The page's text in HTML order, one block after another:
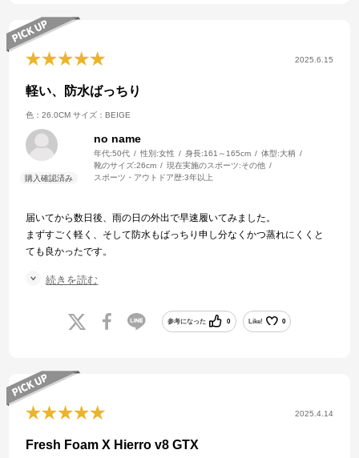
2025.6.15
軽い、防水ばっちり
色：26.0CM サイズ：BEIGE
no name
年代:50代 性別:女性 身長:161～165cm 体型:大柄
靴のサイズ:26cm 現在実施のスポーツ:その他
スポーツ・アウトドア歴:3年以上
届いてから数日後、雨の日の外出で早速履いてみました。
まずすごく軽く、そして防水もばっちり申し分なくかつ蒸れにくくと
ても良かったです。
走ってはないですが、ちょっとした林の中みたいな所も足元が不安な
唯一怖いところは濡れているツルツルしたタイルやマンホールなど
で、そういう場所は滑りますので雪道を歩くみたいな感じで行かない
ちなみに、乾いていればツルツルしたタイルやマンホールでも滑りま
せん。
配送は早くて、注文した日は既に夜遅くでしたが翌々日には届きまし
続きを読む
参考になった 0 Like! 0
2025.4.14
Fresh Foam X Hierro v8 GTX